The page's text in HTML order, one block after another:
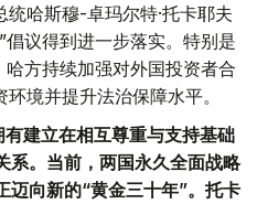
哈斯穆-卓玛尔特·托卡耶夫
议得到进一步落实。特别是
方持续加强对外国投资者合
境并提升法治保障水平。
建立在相互尊重与支持基础
系。当前，两国永久全面战略
迈向新的“黄金三十年”。托卡